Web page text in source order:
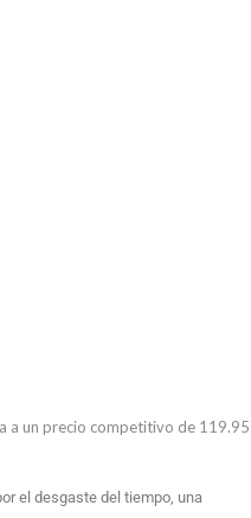
a un precio competitivo de 119.95
el desgaste del tiempo, una